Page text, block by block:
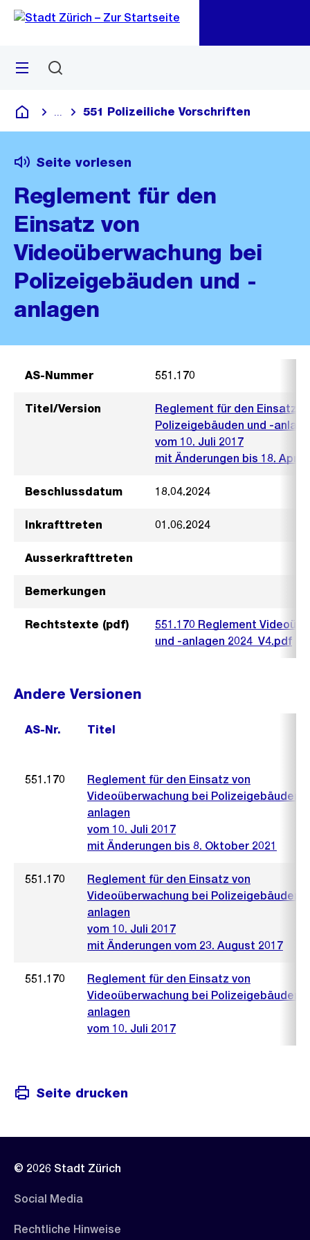
Navigation
Sprunglink
Menü
Deutsch
Blende alle Breadcrumbs ein
551 Polizeiliche Vorschriften
Seite vorlesen
Reglement für den
Einsatz von
Videoüberwachung bei
Polizeigebäuden und -
anlagen
AS-Nummer 551.170
Titel/Version
Reglement für den Einsatz
Polizeigebäuden und -
vom 10. Juli 2017
mit Änderungen bis 18. April
Beschlussdatum 18.04.2024
Inkrafttreten 01.06.2024
Ausserkrafttreten
Bemerkungen
Rechtstexte (pdf)
551.170 Reglement
und -anlagen 2024_V4.pdf
Andere Versionen
AS-Nr. Titel
551.170
Reglement für den Einsatz von
Videoüberwachung bei Polizeigebäuden
anlagen
vom 10. Juli 2017
mit Änderungen bis 8. Oktober 2021
551.170
Reglement für den Einsatz von
Videoüberwachung bei Polizeigebäuden
anlagen
vom 10. Juli 2017
mit Änderungen vom 23. August 2017
551.170
Reglement für den Einsatz von
Videoüberwachung bei Polizeigebäuden
anlagen
vom 10. Juli 2017
Seite drucken
© 2026 Stadt Zürich
Social Media
Rechtliche Hinweise